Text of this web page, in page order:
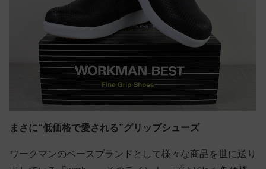
まさに“低価格で愛される”グリップシューズ
ワークマンのベースブランドとして様々な商品を世に送り